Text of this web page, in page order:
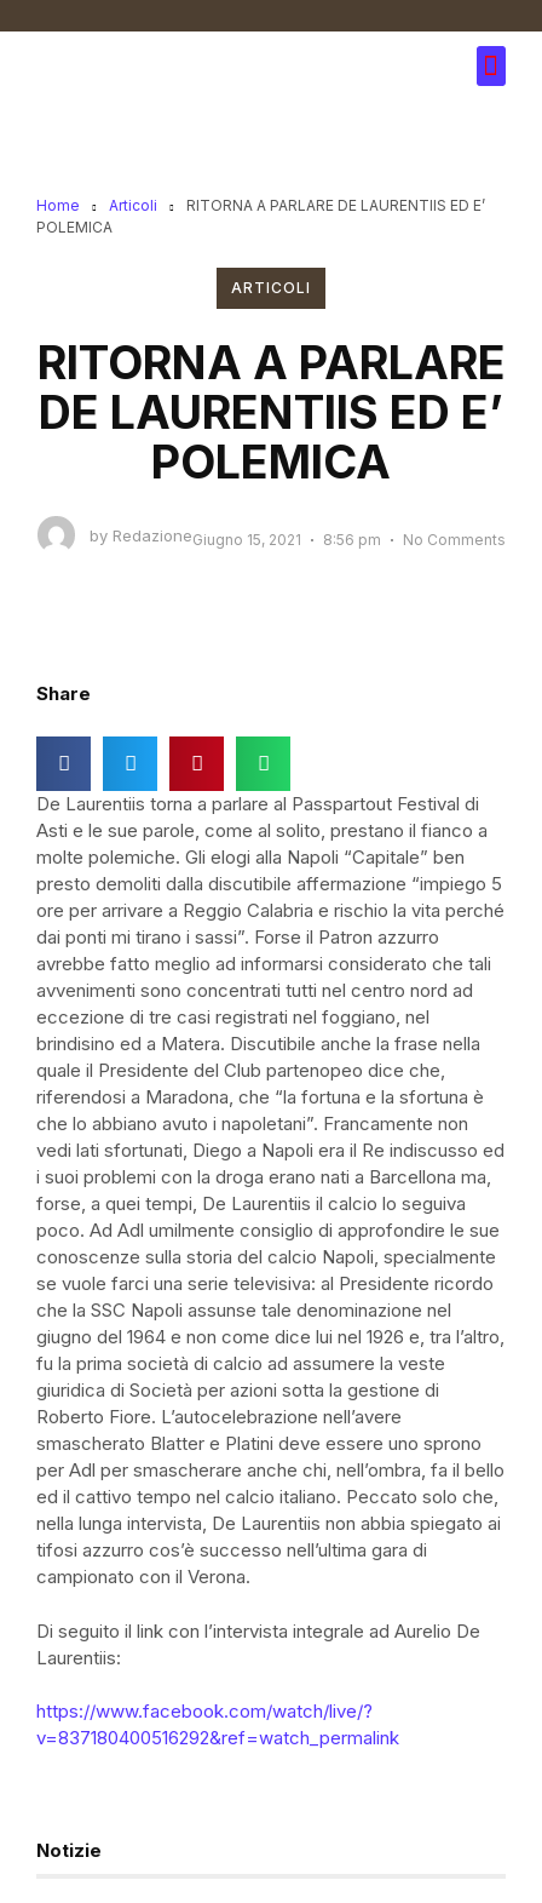
Home Articoli
RITORNA A PARLARE DE LAURENTIIS ED E’
POLEMICA
ARTICOLI
RITORNA A PARLARE
DE LAURENTIIS ED E’
POLEMICA
byRedazioneGiugno 15, 2021 8:56 pm No Comments
Share
De Laurentiis torna a parlare al Passpartout Festival di
Asti e le sue parole, come al solito, prestano il fianco a
molte polemiche. Gli elogi alla Napoli “Capitale” ben
presto demoliti dalla discutibile affermazione “impiego 5
ore per arrivare a Reggio Calabria e rischio la vita perché
dai ponti mi tirano i sassi”. Forse il Patron azzurro
avrebbe fatto meglio ad informarsi considerato che tali
avvenimenti sono concentrati tutti nel centro nord ad
eccezione di tre casi registrati nel foggiano, nel
brindisino ed a Matera. Discutibile anche la frase nella
quale il Presidente del Club partenopeo dice che,
riferendosi a Maradona, che “la fortuna e la sfortuna è
che lo abbiano avuto i napoletani”. Francamente non
vedi lati sfortunati, Diego a Napoli era il Re indiscusso ed
i suoi problemi con la droga erano nati a Barcellona ma,
forse, a quei tempi, De Laurentiis il calcio lo seguiva
poco. Ad Adl umilmente consiglio di approfondire le sue
conoscenze sulla storia del calcio Napoli, specialmente
se vuole farci una serie televisiva: al Presidente ricordo
che la SSC Napoli assunse tale denominazione nel
giugno del 1964 e non come dice lui nel 1926 e, tra l’altro,
fu la prima società di calcio ad assumere la veste
giuridica di Società per azioni sotta la gestione di
Roberto Fiore. L’autocelebrazione nell’avere
smascherato Blatter e Platini deve essere uno sprono
per Adl per smascherare anche chi, nell’ombra, fa il bello
ed il cattivo tempo nel calcio italiano. Peccato solo che,
nella lunga intervista, De Laurentiis non abbia spiegato ai
tifosi azzurro cos’è successo nell’ultima gara di
campionato con il Verona.
Di seguito il link con l’intervista integrale ad Aurelio De
Laurentiis:
https://www.facebook.com/watch/live/?
v=837180400516292&ref=watch_permalink
Notizie